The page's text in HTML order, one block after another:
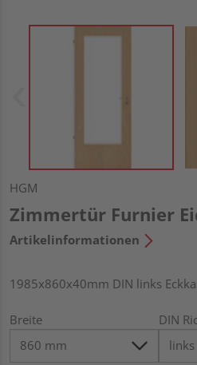
HGM
Zimmertür Furnier
Artikelinformationen
1985x860x40mm DIN links
Breite DIN